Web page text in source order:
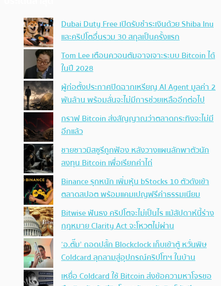
Dubai Duty Free เปิดรับชำระเงินด้วย Shiba Inu
และคริปโตอื่นรวม 30 สกุลเป็นครั้งแรก
Tom Lee เตือนควอนตัมอาจเจาะระบบ Bitcoin ได้
ในปี 2028
ผู้ก่อตั้งประกาศปิดฉากเหรียญ AI Agent มูลค่า 2
พันล้าน พร้อมลั่นจะไม่มีการช่วยเหลืออีกต่อไป
กราฟ Bitcoin ส่งสัญญาณว่าตลาดกระทิงจะไม่มี
อีกแล้ว
ชายชาวมิสซูรีถูกฟ้อง หลังวางแผนลักพาตัวนัก
ลงทุน Bitcoin เพื่อเรียกค่าไถ่
Binance รุกหนัก เพิ่มหุ้น bStocks 10 ตัวดังเข้า
ตลาดสปอต พร้อมแคมเปญฟรีค่าธรรมเนียม
Bitwise ฟันธง คริปโตจะไม่เป็นไร แม้สัปดาห์นี้ร่าง
กฎหมาย Clarity Act จะโหวตไม่ผ่าน
‘อ.ตั๊ม’ ถอดปลั้ก Blockclock เก็บเข้าตู้ หวั่นพิษ
Coldcard ลุกลามสู่อุปกรณ์คริปโทฯ ในบ้าน
เหยื่อ Coldcard ใช้ Bitcoin ส่งข้อความหาโจรขอ